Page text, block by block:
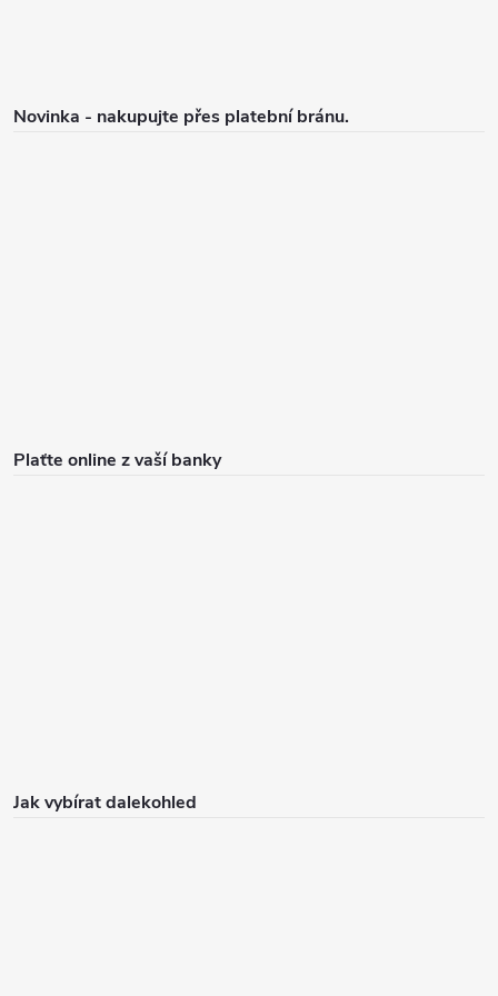
Novinka - nakupujte přes platební bránu.
Plaťte online z vaší banky
Jak vybírat dalekohled